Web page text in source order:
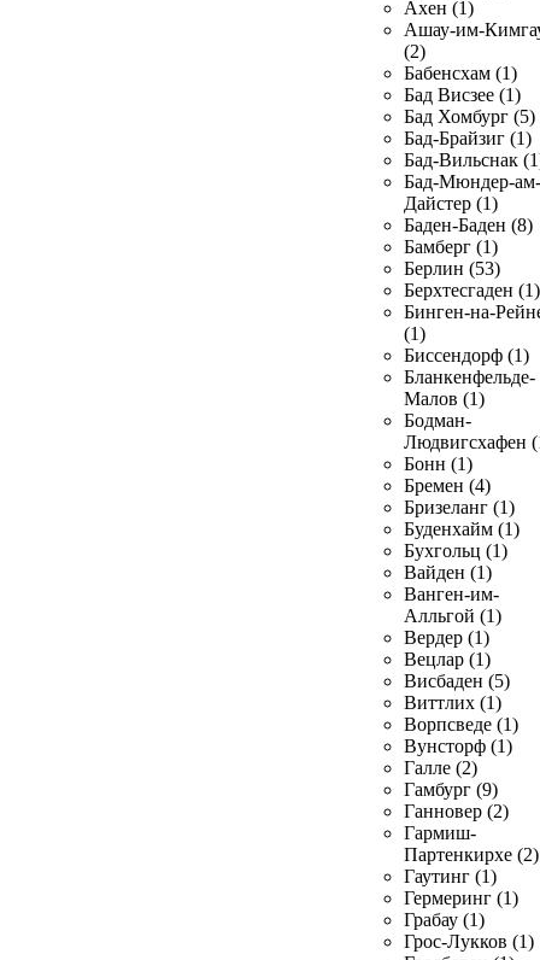
Ахен (1)
Ашау-им-
(2)
Бабенсхам (1)
Бад Висзее (1)
Бад Хомбург (5)
Бад-Брайзиг (1)
Бад-Вильснак
Бад-Мюндер-ам-
Дайстер (1)
Баден-Баден (8)
Бамберг (1)
Берлин (53)
Берхтесгаден (1)
Бинген-на-
(1)
Биссендорф (1)
Бланкенфельде-
Малов (1)
Бодман-
Людвигсхафен
Бонн (1)
Бремен (4)
Бризеланг (1)
Буденхайм (1)
Бухгольц (1)
Вайден (1)
Ванген-им-
Алльгой (1)
Вердер (1)
Вецлар (1)
Висбаден (5)
Виттлих (1)
Ворпсведе (1)
Вунсторф (1)
Галле (2)
Гамбург (9)
Ганновер (2)
Гармиш-
Партенкирхе (2)
Гаутинг (1)
Гермеринг (1)
Грабау (1)
Грос-Лукков (1)